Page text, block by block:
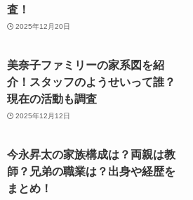
査！
2025年12月20日
美奈子ファミリーの家系図を紹
介！スタッフのようせいって誰？
現在の活動も調査
2025年12月12日
今永昇太の家族構成は？両親は教
師？兄弟の職業は？出身や経歴を
まとめ！